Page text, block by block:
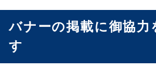
バナーの掲載に御協力
す